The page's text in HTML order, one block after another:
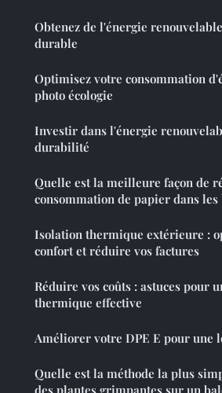
Obtenez de l'énergie
durable
Optimisez votre consommation
photo écologie
Investir dans l'énergie
durabilité
Quelle est la meilleure façon de
consommation de papier dans les
Isolation thermique extérieure :
confort et réduire vos factures
Réduire vos coûts : astuces pour
thermique effective
Améliorer votre DPE E pour une
Quelle est la méthode la plus
des plantes grimpantes sur un